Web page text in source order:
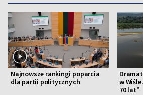
Najnowsze rankingi poparcia
dla partii politycznych
w
70 lat”